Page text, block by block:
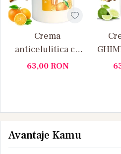
Crema
anticelulitica cu
portocale si
63,00RON
Avantaje Kamu